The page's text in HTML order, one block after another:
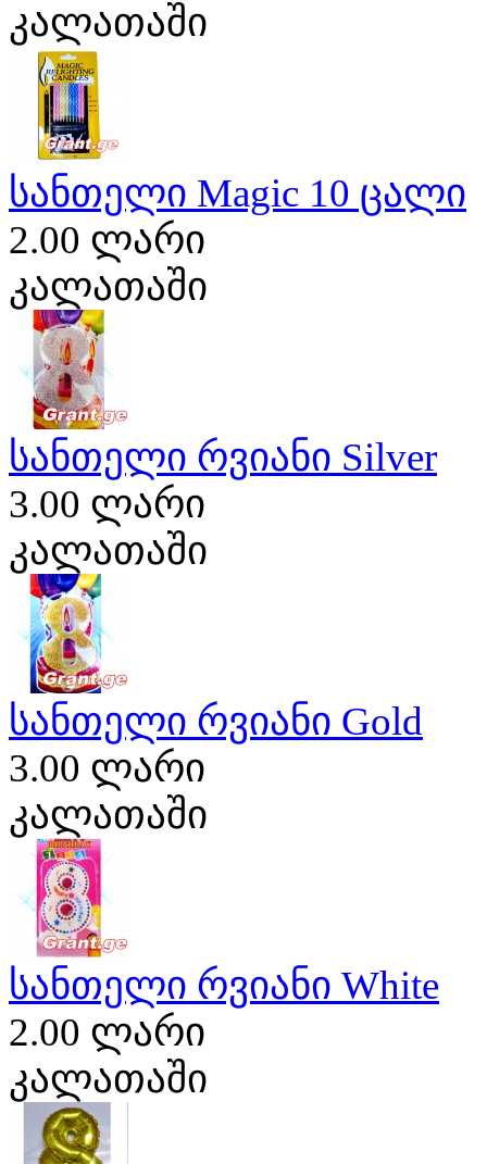
კალათაში
სანთელი Magic 10 ცალი
2.00 ლარი
კალათაში
სანთელი რვიანი Silver
3.00 ლარი
კალათაში
სანთელი რვიანი Gold
3.00 ლარი
კალათაში
სანთელი რვიანი White
2.00 ლარი
კალათაში